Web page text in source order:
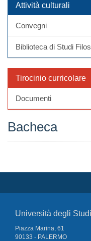
Attività culturali
Convegni
Biblioteca di Studi
Tirocinio curricolare
Documenti
Bacheca
Università degli
Piazza Marina, 61
90133 - PALERMO